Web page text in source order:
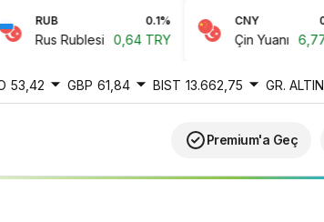
RUB
Rus Rublesi 0,64 TRY
CNY 0.46%
Çin Yuanı 6,77 TRY
53,42 GBP 61,84 BIST 13.662,75 GR. ALTIN
Premium'a Geç